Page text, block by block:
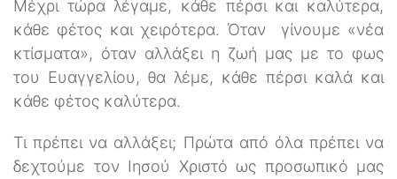
Μέχρι τώρα λέγαμε, κάθε πέρσι και καλύτερα,
κάθε φέτος και χειρότερα. Όταν γίνουμε «νέα
κτίσματα», όταν αλλάξει η ζωή μας με το φως
του Ευαγγελίου, θα λέμε, κάθε πέρσι καλά και
κάθε φέτος καλύτερα.
Τι πρέπει να αλλάξει; Πρώτα από όλα πρέπει να
δεχτούμε τον Ιησού Χριστό ως προσωπικό μας